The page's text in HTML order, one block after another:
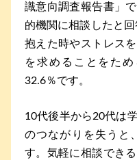
識意向調査報告書」
的機関に相談したと
抱えた時やストレス
を求めることをた
32.6％です。
10代後半から20代は
のつながりを失うと
す。気軽に相談でき